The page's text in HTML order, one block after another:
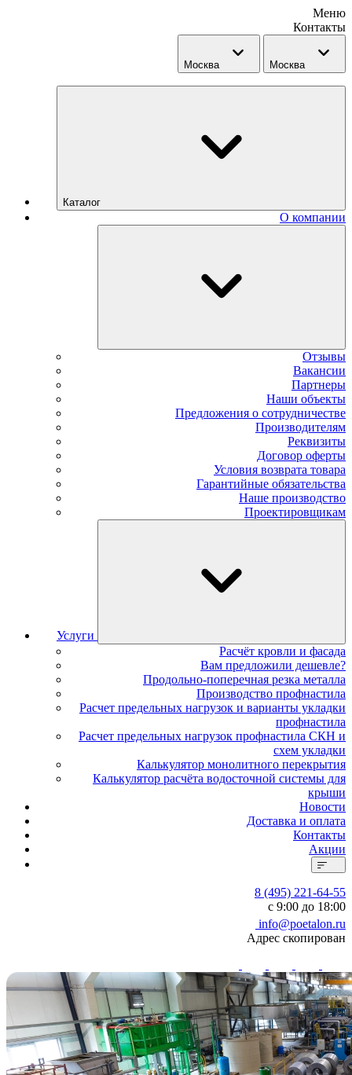
Меню
Контакты
Москва Москва
Каталог
О компании
Отзывы
Вакансии
Партнеры
Наши объекты
Предложения о сотрудничестве
Производителям
Реквизиты
Договор оферты
Условия возврата товара
Гарантийные обязательства
Наше производство
Проектировщикам
Услуги
Расчёт кровли и фасада
Вам предложили дешевле?
Продольно-поперечная резка металла
Производство профнастила
Расчет предельных нагрузок и варианты укладки
профнастила
Расчет предельных нагрузок профнастила СКН и
схем укладки
Калькулятор монолитного перекрытия
Калькулятор расчёта водосточной системы для
крыши
Новости
Доставка и оплата
Контакты
Акции
8 (495) 221-64-55
с 9:00 до 18:00
info@poetalon.ru
Адрес скопирован